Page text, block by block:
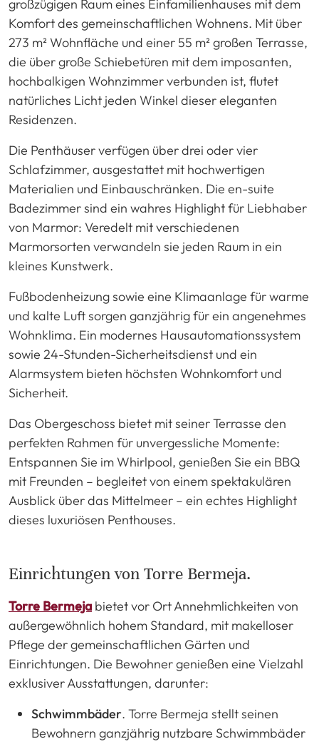
großzügigen Raum eines Einfamilienhauses mit dem
Komfort des gemeinschaftlichen Wohnens. Mit über
273 m² Wohnfläche und einer 55 m² großen Terrasse,
die über große Schiebetüren mit dem imposanten,
hochbalkigen Wohnzimmer verbunden ist, flutet
natürliches Licht jeden Winkel dieser eleganten
Residenzen.
Die Penthäuser verfügen über drei oder vier
Schlafzimmer, ausgestattet mit hochwertigen
Materialien und Einbauschränken. Die en-suite
Badezimmer sind ein wahres Highlight für Liebhaber
von Marmor: Veredelt mit verschiedenen
Marmorsorten verwandeln sie jeden Raum in ein
kleines Kunstwerk.
Fußbodenheizung sowie eine Klimaanlage für warme
und kalte Luft sorgen ganzjährig für ein angenehmes
Wohnklima. Ein modernes Hausautomationssystem
sowie 24-Stunden-Sicherheitsdienst und ein
Alarmsystem bieten höchsten Wohnkomfort und
Sicherheit.
Das Obergeschoss bietet mit seiner Terrasse den
perfekten Rahmen für unvergessliche Momente:
Entspannen Sie im Whirlpool, genießen Sie ein BBQ
mit Freunden – begleitet von einem spektakulären
Ausblick über das Mittelmeer – ein echtes Highlight
dieses luxuriösen Penthouses.
Einrichtungen von Torre Bermeja.
Torre Bermeja bietet vor Ort Annehmlichkeiten von
außergewöhnlich hohem Standard, mit makelloser
Pflege der gemeinschaftlichen Gärten und
Einrichtungen. Die Bewohner genießen eine Vielzahl
exklusiver Ausstattungen, darunter:
Schwimmbäder. Torre Bermeja stellt seinen
Bewohnern ganzjährig nutzbare Schwimmbäder